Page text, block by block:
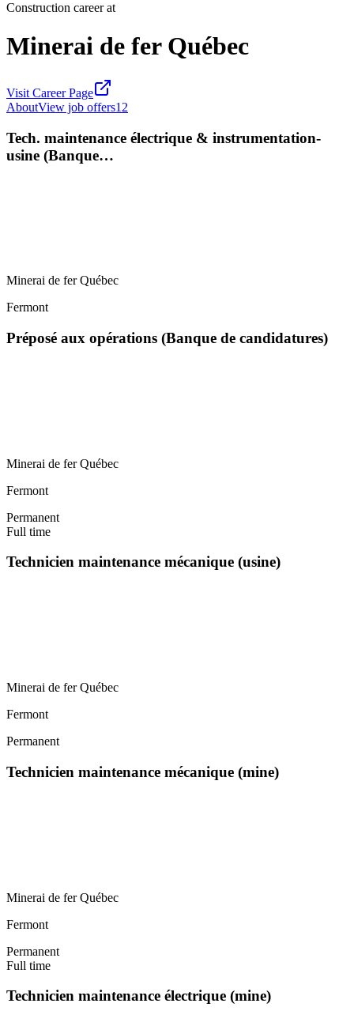
Construction career at
Minerai de fer Québec
Visit Career Page
AboutView job offers12
Tech. maintenance électrique & instrumentation-
usine (Banque…
Minerai de fer Québec
Fermont
Préposé aux opérations (Banque de candidatures)
Minerai de fer Québec
Fermont
Permanent
Full time
Technicien maintenance mécanique (usine)
Minerai de fer Québec
Fermont
Permanent
Technicien maintenance mécanique (mine)
Minerai de fer Québec
Fermont
Permanent
Full time
Technicien maintenance électrique (mine)